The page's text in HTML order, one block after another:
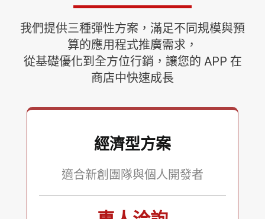
我們提供三種彈性方案，滿足不同規模與預
算的應用程式推廣需求，
從基礎優化到全方位行銷，讓您的 APP 在
商店中快速成長
經濟型方案
適合新創團隊與個人開發者